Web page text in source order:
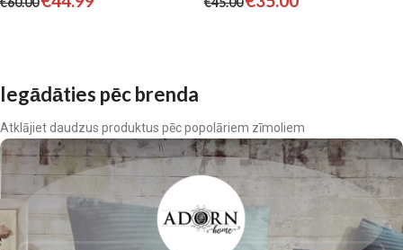
Iegādāties pēc brenda
Atklājiet daudzus produktus pēc popolāriem zīmoliem